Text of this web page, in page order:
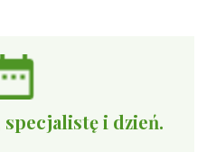
specjalistę i dzień.